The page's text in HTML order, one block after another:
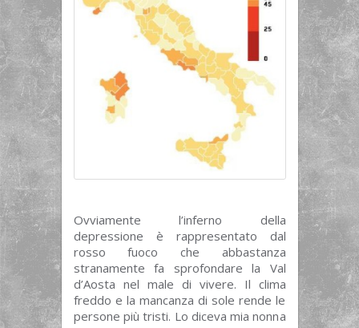
Ovviamente l’inferno della
depressione è rappresentato dal
rosso fuoco che abbastanza
stranamente fa sprofondare la Val
d’Aosta nel male di vivere. Il clima
freddo e la mancanza di sole rende le
persone più tristi. Lo diceva mia nonna